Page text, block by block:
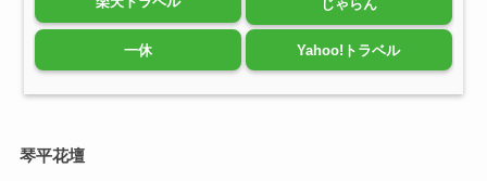
じゃらん
一休 Yahoo!トラベル
琴平花壇